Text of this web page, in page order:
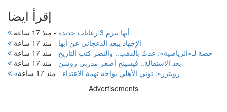
إقرأ ايضا
أبها يبرم 3 رعايات جديدة - منذ 17 ساعة
الإجهاد يبعد الدعجاني عن أبها - منذ 17 ساعة
حصة لـ«الرياضية»: عدتُ بالذهب.. والنصر كتب التاريخ - منذ 17 ساعة
بعد الاستقالة.. فيسينج أصغر مدربي روشن - منذ 17 ساعة
«رويترز»: توني الأهلي يواجه تهمة الاعتداء - منذ 17 ساعة
Advertisements